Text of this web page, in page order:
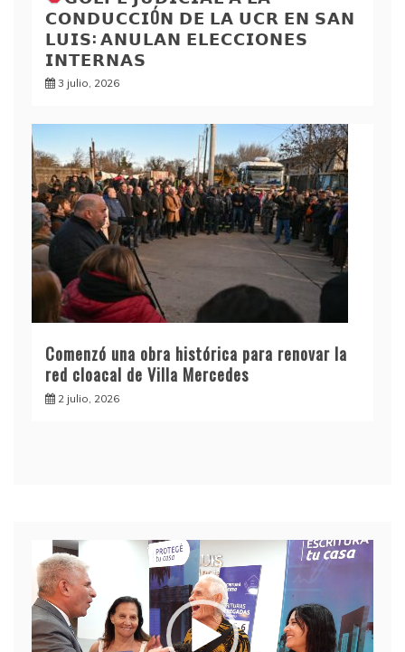
𝗖𝗢𝗡𝗗𝗨𝗖𝗖𝗜Ó𝗡 𝗗𝗘 𝗟𝗔 𝗨𝗖𝗥 𝗘𝗡 𝗦𝗔𝗡
𝗟𝗨𝗜𝗦: 𝗔𝗡𝗨𝗟𝗔𝗡 𝗘𝗟𝗘𝗖𝗖𝗜𝗢𝗡𝗘𝗦
𝗜𝗡𝗧𝗘𝗥𝗡𝗔𝗦
3 julio, 2026
Comenzó una obra histórica para renovar la
red cloacal de Villa Mercedes
2 julio, 2026
Reproductor
de
video